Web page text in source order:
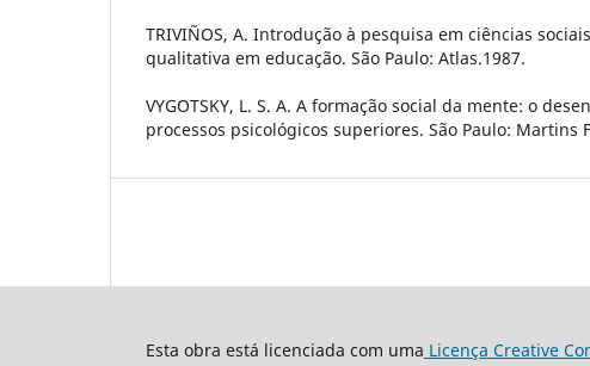
TRIVIÑOS, A. Introdução à pesquisa em ciências
qualitativa em educação. São Paulo: Atlas.1987.
VYGOTSKY, L. S. A. A formação social da mente: o
processos psicológicos superiores. São Paulo: Martins
Esta obra está licenciada com uma Licença Creative